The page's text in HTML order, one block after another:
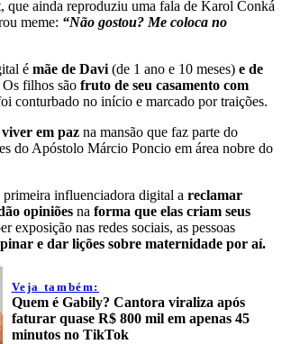
que ainda reproduziu uma fala de Karol Conká
meme: “Não gostou? Me coloca no
é mãe de Davi (de 1 ano e 10 meses) e de
Os filhos são fruto de seu casamento com
conturbado no início e marcado por traições.
em paz na mansão que faz parte do
do Apóstolo Márcio Poncio em área nobre do
influenciadora digital a reclamar
opiniões na forma que elas criam seus
exposição nas redes sociais, as pessoas
e dar lições sobre maternidade por aí.
Veja também:
Quem é Gabily? Cantora viraliza após
faturar quase R$ 800 mil em apenas 45
minutos no TikTok